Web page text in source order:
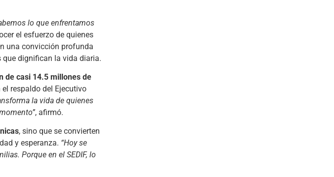
lo que enfrentamos
el esfuerzo de quienes
una convicción profunda
que dignifican la vida diaria.
de casi 14.5 millones de
respaldo del Ejecutivo
la vida de quienes
, afirmó.
, sino que se convierten
y esperanza. “Hoy se
Porque en el SEDIF, lo